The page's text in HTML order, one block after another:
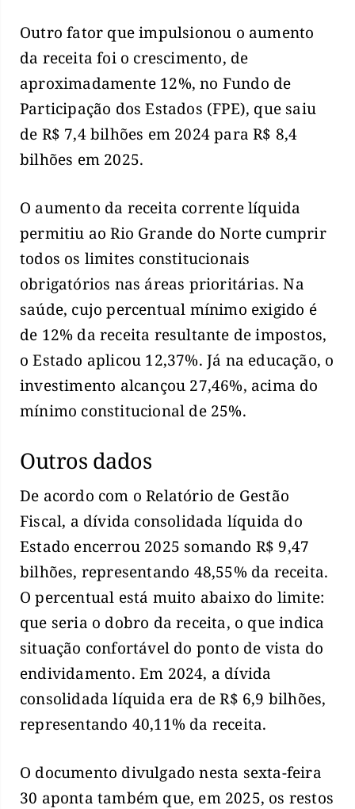
Outro fator que impulsionou o aumento
da receita foi o crescimento, de
aproximadamente 12%, no Fundo de
Participação dos Estados (FPE), que saiu
de R$ 7,4 bilhões em 2024 para R$ 8,4
bilhões em 2025.
O aumento da receita corrente líquida
permitiu ao Rio Grande do Norte cumprir
todos os limites constitucionais
obrigatórios nas áreas prioritárias. Na
saúde, cujo percentual mínimo exigido é
de 12% da receita resultante de impostos,
o Estado aplicou 12,37%. Já na educação, o
investimento alcançou 27,46%, acima do
mínimo constitucional de 25%.
Outros dados
De acordo com o Relatório de Gestão
Fiscal, a dívida consolidada líquida do
Estado encerrou 2025 somando R$ 9,47
bilhões, representando 48,55% da receita.
O percentual está muito abaixo do limite:
que seria o dobro da receita, o que indica
situação confortável do ponto de vista do
endividamento. Em 2024, a dívida
consolidada líquida era de R$ 6,9 bilhões,
representando 40,11% da receita.
O documento divulgado nesta sexta-feira
30 aponta também que, em 2025, os restos